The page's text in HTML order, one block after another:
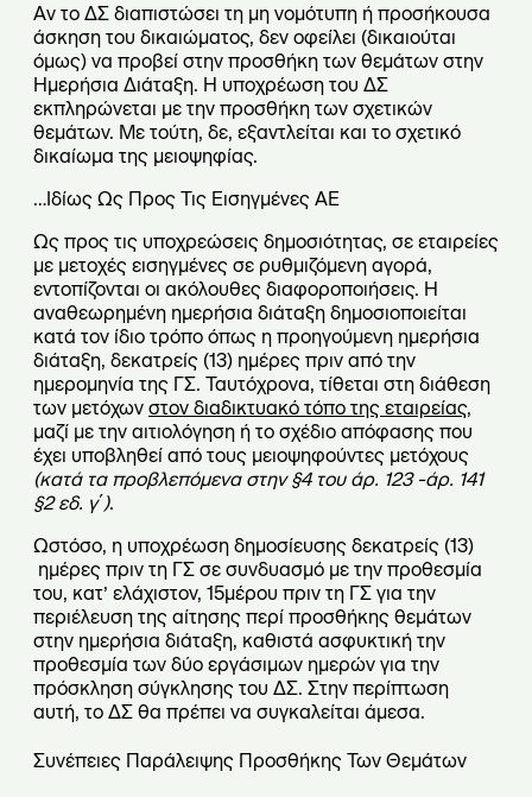
Αν το ΔΣ διαπιστώσει τη μη νομότυπη ή προσήκουσα
άσκηση του δικαιώματος, δεν οφείλει (δικαιούται
όμως) να προβεί στην προσθήκη των θεμάτων στην
Ημερήσια Διάταξη. Η υποχρέωση του ΔΣ
εκπληρώνεται με την προσθήκη των σχετικών
θεμάτων. Με τούτη, δε, εξαντλείται και το σχετικό
δικαίωμα της μειοψηφίας.
…Ιδίως Ως Προς Τις Εισηγμένες ΑΕ
Ως προς τις υποχρεώσεις δημοσιότητας, σε εταιρείες
με μετοχές εισηγμένες σε ρυθμιζόμενη αγορά,
εντοπίζονται οι ακόλουθες διαφοροποιήσεις. Η
αναθεωρημένη ημερήσια διάταξη δημοσιοποιείται
κατά τον ίδιο τρόπο όπως η προηγούμενη ημερήσια
διάταξη, δεκατρείς (13) ημέρες πριν από την
ημερομηνία της ΓΣ. Ταυτόχρονα, τίθεται στη διάθεση
των μετόχων στον διαδικτυακό τόπο της εταιρείας,
μαζί με την αιτιολόγηση ή το σχέδιο απόφασης που
έχει υποβληθεί από τους μειοψηφούντες μετόχους
(κατά τα προβλεπόμενα στην§4 του άρ. 123 -άρ. 141
§2 εδ. γ΄).
Ωστόσο, η υποχρέωση δημοσίευσης δεκατρείς (13)
ημέρες πριν τη ΓΣ σε συνδυασμό με την προθεσμία
του, κατ’ ελάχιστον, 15μέρου πριν τη ΓΣ για την
περιέλευση της αίτησης περί προσθήκης θεμάτων
στην ημερήσια διάταξη, καθιστά ασφυκτική την
προθεσμία των δύο εργάσιμων ημερών για την
πρόσκληση σύγκλησης του ΔΣ. Στην περίπτωση
αυτή, το ΔΣ θα πρέπει να συγκαλείται άμεσα.
Συνέπειες Παράλειψης Προσθήκης Των Θεμάτων